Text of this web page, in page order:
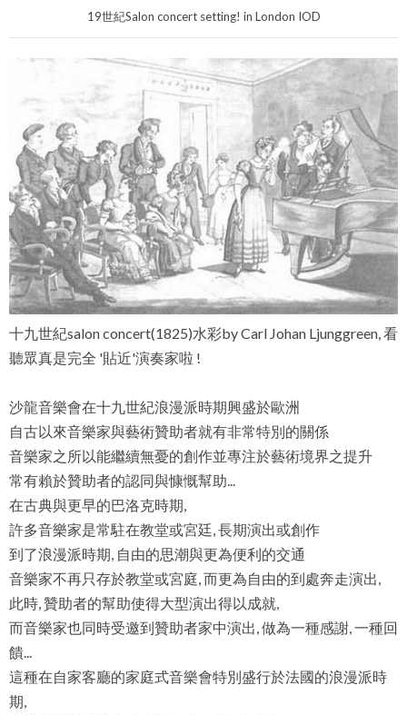
19世紀Salon concert setting! in London IOD
十九世紀salon concert(1825)水彩by Carl Johan Ljunggreen, 看
聽眾真是完全 '貼近'演奏家啦 !
沙龍音樂會在十九世紀浪漫派時期興盛於歐洲
自古以來音樂家與藝術贊助者就有非常特別的關係
音樂家之所以能繼續無憂的創作並專注於藝術境界之提升
常有賴於贊助者的認同與慷慨幫助...
在古典與更早的巴洛克時期,
許多音樂家是常駐在教堂或宮廷, 長期演出或創作
到了浪漫派時期, 自由的思潮與更為便利的交通
音樂家不再只存於教堂或宮庭, 而更為自由的到處奔走演出,
此時, 贊助者的幫助使得大型演出得以成就,
而音樂家也同時受邀到贊助者家中演出, 做為一種感謝, 一種回
饋...
這種在自家客廳的家庭式音樂會特別盛行於法國的浪漫派時
期,